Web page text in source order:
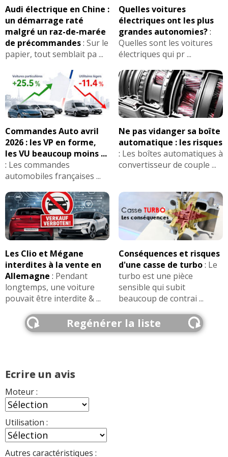
15/20
1.5 dCi 110 ch Millésime 2016
110000km
0 )
14/20
1.5 dCi 110 ch Boîte manuelle, 114
000KM, 201
(0 )
18/20
1.5 dCi 110 ch boite meca 6 vitesses,
année 2( )
1.5 dCi 110 ch
Manuelle,41000km/2012/teckna( 0 )
16/20
1.5 dCi 110 ch 8500 kms, nov 2011,
0 )
16/20
1.5 dCi 110 ch Acenta 03/2014 8500kms
(0 )
-- /20
1.5 dCi 110 ch 7000 achetée le
23/12/2016 à 6(1
15/20 1.5 dCi 110 ch 48000(0 )
1.5 dCi 110 ch 11200, mars 2014,
teckna blanc(0 )
1.5 dCi 110 ch 58 000 km, année 2014,
00/20 1.5 dCi 110 ch Diesel 169000
15/20
1.5 dCi 110 ch 15 400 KM 14/10/ 2011
10/20 1.5 dCi 110 ch annee 2013 23.000km
Audi électrique en Chine :
un démarrage raté
malgré un raz-de-marée
de précommandes: Sur le
papier, tout semblait pa ...
Quelles voitures
électriques ont les plus
grandes autonomies?:
Quelles sont les voitures
électriques qui pr ...
Commandes Auto avril
2026 : les VP en forme,
les VU beaucoup moins ...
: Les commandes
automobiles françaises ...
Ne pas vidanger sa boîte
automatique : les risques
: Les boîtes automatiques à
convertisseur de couple ...
Les Clio et Mégane
interdites à la vente en
Allemagne : Pendant
longtemps, une voiture
pouvait être interdite & ...
Conséquences et risques
d'une casse de turbo: Le
turbo est une pièce
sensible qui subit
beaucoup de contrai ...
Regénérer la liste
Ecrire un avis
Moteur :
Utilisation :
Autres caractéristiques :